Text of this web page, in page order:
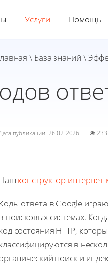
Услуги Помощь
\ База знаний \
публикации: 26-02-2026 233
Наш конструктор интернет
Коды ответа в Google
в поисковых системах.
код состояния HTTP,
классифицируются в
органический поиск и